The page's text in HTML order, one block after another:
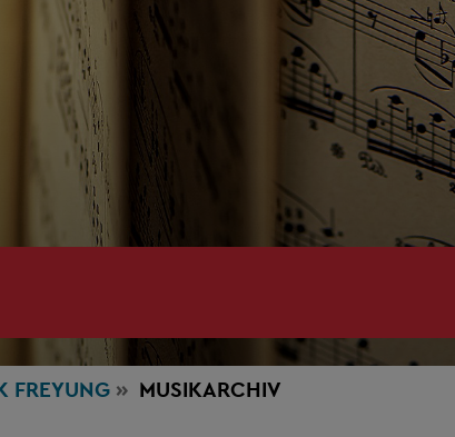
FREYUNG MUSIKARCHIV